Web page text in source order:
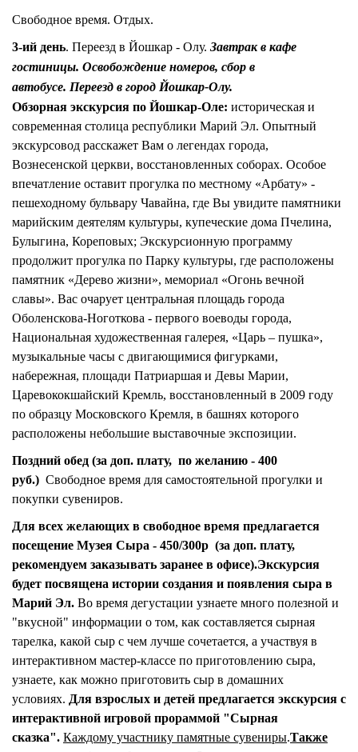
Свободное время. Отдых.
3-ий день. Переезд в Йошкар - Олу. Завтрак в кафе
гостиницы. Освобождение номеров, сбор в
автобусе. Переезд в город Йошкар-Олу.
Обзорная экскурсия по Йошкар-Оле: историческая и
современная столица республики Марий Эл. Опытный
экскурсовод расскажет Вам о легендах города,
Вознесенской церкви, восстановленных соборах. Особое
впечатление оставит прогулка по местному «Арбату» -
пешеходному бульвару Чавайна, где Вы увидите памятники
марийским деятелям культуры, купеческие дома Пчелина,
Булыгина, Кореповых; Экскурсионную программу
продолжит прогулка по Парку культуры, где расположены
памятник «Дерево жизни», мемориал «Огонь вечной
славы». Вас очарует центральная площадь города
Оболенскова-Ноготкова - первого воеводы города,
Национальная художественная галерея, «Царь – пушка»,
музыкальные часы с двигающимися фигурками,
набережная, площади Патриаршая и Девы Марии,
Царевококшайский Кремль, восстановленный в 2009 году
по образцу Московского Кремля, в башнях которого
расположены небольшие выставочные экспозиции.
Поздний обед (за доп. плату, по желанию - 400
руб.) Свободное время для самостоятельной прогулки и
покупки сувениров.
Для всех желающих в свободное время предлагается
посещение Музея Сыра - 450/300р (за доп. плату,
рекомендуем заказывать заранее в офисе).Экскурсия
будет посвящена истории создания и появления сыра в
Марий Эл. Во время дегустации узнаете много полезной и
"вкусной" информации о том, как составляется сырная
тарелка, какой сыр с чем лучше сочетается, а участвуя в
интерактивном мастер-классе по приготовлению сыра,
узнаете, как можно приготовить сыр в домашних
условиях. Для взрослых и детей предлагается экскурсия с
интерактивной игровой прораммой "Сырная
сказка". Каждому участнику памятные сувениры.Также